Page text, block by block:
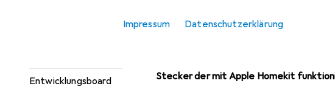
Impressum Datenschutzerklärung
Entwicklungsboard
Sortieren nach:Kürzlich aktiv
Stecker der mit Apple Homekit